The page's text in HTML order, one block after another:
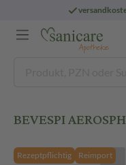
BEVESPI
Rezeptpflichtig Reimport